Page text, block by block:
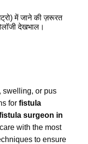
में जाने की ज़रूरत
देखभाल।
swelling, or pus
forfistula
surgeon in
with the most
to ensure